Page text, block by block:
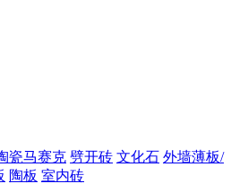
瓷马赛克 劈开砖 文化石 外墙薄板/
陶板 室内砖